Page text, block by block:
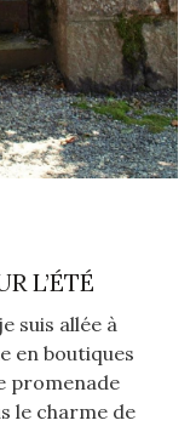
L’ÉTÉ
suis allée à
en boutiques
promenade
le charme de